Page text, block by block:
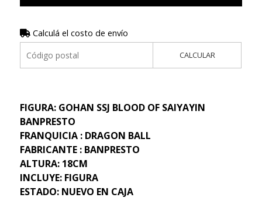
Calculá el costo de envío
CALCULAR
FIGURA: GOHAN SSJ BLOOD OF SAIYAYIN
BANPRESTO
FRANQUICIA : DRAGON BALL
FABRICANTE : BANPRESTO
ALTURA: 18CM
INCLUYE: FIGURA
ESTADO: NUEVO EN CAJA